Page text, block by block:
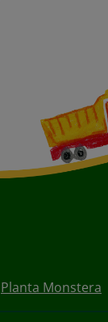
Planta Monstera